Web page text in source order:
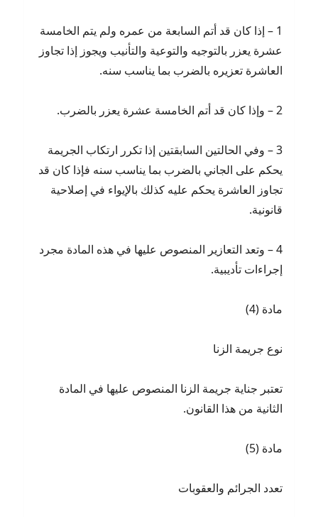
1 – إذا كان قد أتم السابعة من عمره ولم يتم الخامسة
عشرة يعزر بالتوجيه والتوعية والتأنيب ويجوز إذا تجاوز
العاشرة تعزيره بالضرب بما يناسب سنه.
2 – وإذا كان قد أتم الخامسة عشرة يعزر بالضرب.
3 – وفي الحالتين السابقتين إذا تكرر ارتكاب الجريمة
يحكم على الجاني بالضرب بما يناسب سنه فإذا كان قد
تجاوز العاشرة يحكم عليه كذلك بالإيواء في إصلاحية
قانونية.
4 – وتعد التعازير المنصوص عليها في هذه المادة مجرد
إجراءات تأديبية.
مادة (4)
نوع جريمة الزنا
تعتبر جناية جريمة الزنا المنصوص عليها في المادة
الثانية من هذا القانون.
مادة (5)
تعدد الجرائم والعقوبات